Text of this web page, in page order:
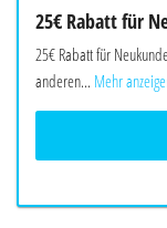
25€ Rabatt für
25€ Rabatt für
anderen... Mehr